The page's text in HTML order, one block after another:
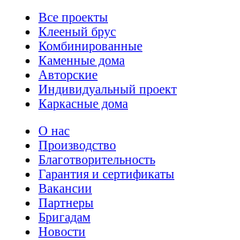
Все проекты
Клееный брус
Комбинированные
Каменные дома
Авторские
Индивидуальный проект
Каркасные дома
О нас
Производство
Благотворительность
Гарантия и сертификаты
Вакансии
Партнеры
Бригадам
Новости